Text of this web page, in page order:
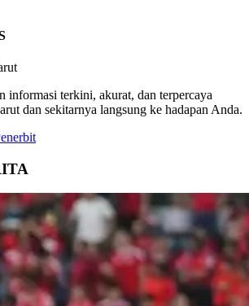
informasi terkini, akurat, dan terpercaya
dan sekitarnya langsung ke hadapan Anda.